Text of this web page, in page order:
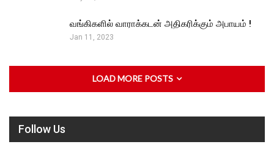
வங்கிகளில் வாராக்கடன் அதிகரிக்கும் அபாயம் !
Jan 11, 2023
LOAD MORE POSTS
Follow Us